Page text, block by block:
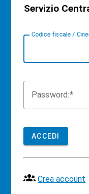
Servizio
Codice fiscale /
Password:
ACCEDI
Crea account